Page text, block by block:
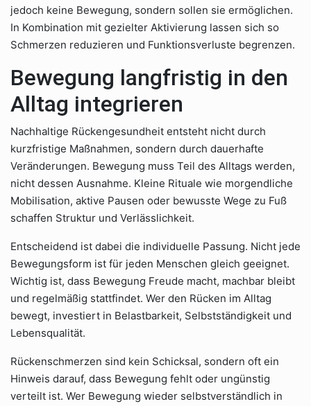
jedoch keine Bewegung, sondern sollen sie ermöglichen.
In Kombination mit gezielter Aktivierung lassen sich so
Schmerzen reduzieren und Funktionsverluste begrenzen.
Bewegung langfristig in den
Alltag integrieren
Nachhaltige Rückengesundheit entsteht nicht durch
kurzfristige Maßnahmen, sondern durch dauerhafte
Veränderungen. Bewegung muss Teil des Alltags werden,
nicht dessen Ausnahme. Kleine Rituale wie morgendliche
Mobilisation, aktive Pausen oder bewusste Wege zu Fuß
schaffen Struktur und Verlässlichkeit.
Entscheidend ist dabei die individuelle Passung. Nicht jede
Bewegungsform ist für jeden Menschen gleich geeignet.
Wichtig ist, dass Bewegung Freude macht, machbar bleibt
und regelmäßig stattfindet. Wer den Rücken im Alltag
bewegt, investiert in Belastbarkeit, Selbstständigkeit und
Lebensqualität.
Rückenschmerzen sind kein Schicksal, sondern oft ein
Hinweis darauf, dass Bewegung fehlt oder ungünstig
verteilt ist. Wer Bewegung wieder selbstverständlich in